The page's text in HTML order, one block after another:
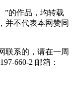
”的作品，均转载
并不代表本网赞同
联系的，请在一周
660-2 邮箱：